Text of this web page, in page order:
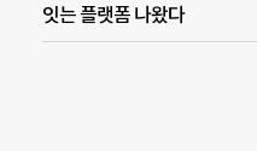
잇는 플랫폼 나왔다